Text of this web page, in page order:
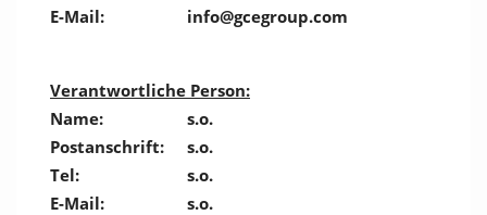
E-Mail:
info@gcegroup.com
Verantwortliche Person:
Name:
s.o.
Postanschrift:
s.o.
Tel:
s.o.
E-Mail:
s.o.